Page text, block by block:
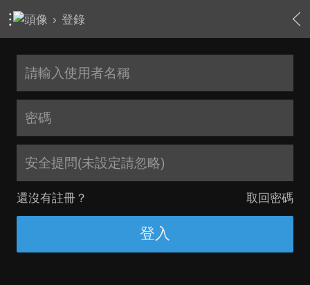
› 登錄
安全提問(未設定請忽略)
還沒有註冊？ 取回密碼
登入